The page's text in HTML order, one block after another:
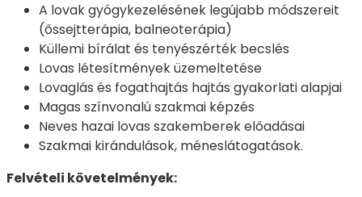
A lovak gyógykezelésének legújabb módszereit
(őssejtterápia, balneoterápia)
Küllemi bírálat és tenyészérték becslés
Lovas létesítmények üzemeltetése
Lovaglás és fogathajtás hajtás gyakorlati alapjai
Magas színvonalú szakmai képzés
Neves hazai lovas szakemberek előadásai
Szakmai kirándulások, méneslátogatások.
Felvételi követelmények: